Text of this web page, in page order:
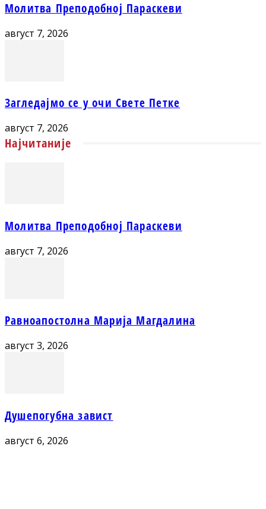
Молитва Преподобној Параскеви
август 7, 2026
Загледајмо се у очи Свете Петке
август 7, 2026
Најчитаније
Молитва Преподобној Параскеви
август 7, 2026
Равноапостолна Марија Магдалина
август 3, 2026
Душепогубна завист
август 6, 2026